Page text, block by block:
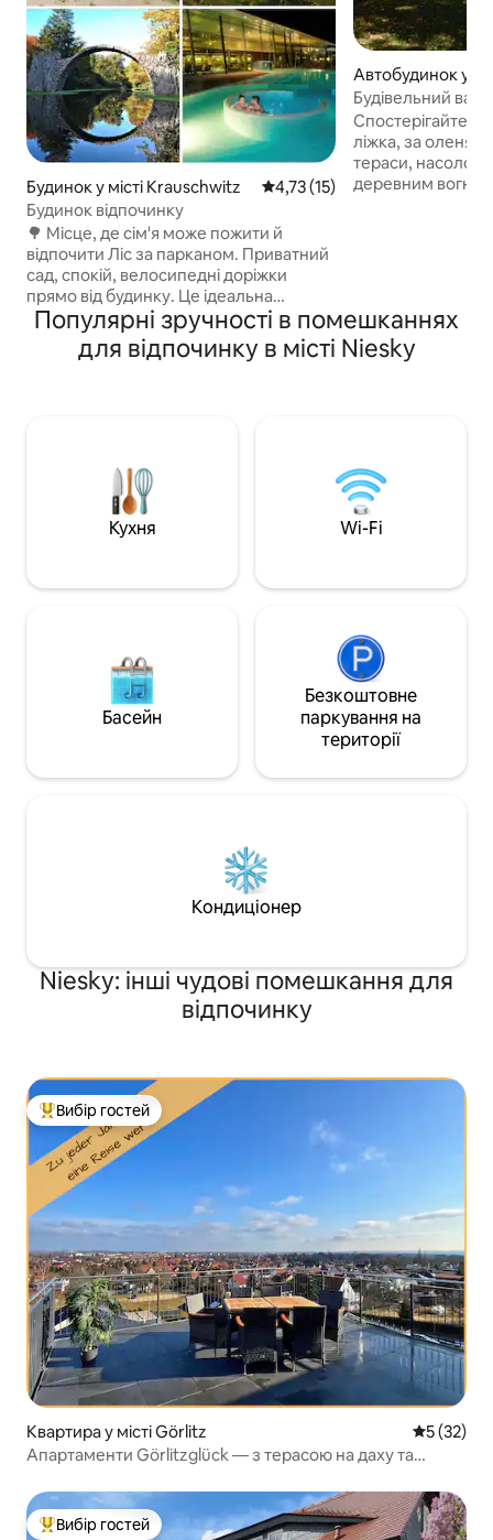
Будинок у місті Krauschwitz Середня оцінка: 4,73 з 5,
4,73 (15)
Будинок відпочинку
🌳 Місце, де сім'я може пожити й
відпочити Ліс за парканом. Приватний
сад, спокій, велосипедні доріжки
прямо від будинку. Це ідеальна
відправна точка, щоб дослідити
польсько-німецький прикордонний
регіон. Усі пам'ятки розташовані в
15 км. · Велосипедні доріжки – вздовж
річки Нейсе. · Парки та ліси – за
огорожею. · Безкоштовне паркування
на території · Сад із зоною для
Автобудинок у
orf am See
Будівельний
дерев
Спостерігайте
ліжка, за
тераси,
деревним вогнем
та барбекю
підтримувати
надаємо нашим
Популярні зручності в помешканнях
для відпочинку в місті Niesky
Кухня Wi-Fi
Басейн
Безкоштовне
паркування на
території
Кондиціонер
Niesky: інші чудові помешкання для
відпочинку
Топ вибір гостей
Вибір гостей
Квартира у місті Görlitz Середня
5 (32)
Апартаменти Görlitzglück — з терасою на даху та
Топ вибір гостей
Вибір гостей